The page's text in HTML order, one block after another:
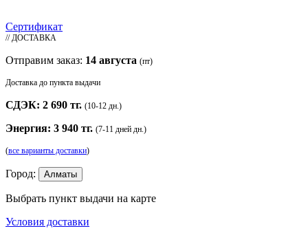
Сертификат
// ДОСТАВКА
Отправим заказ: 14 августа (пт)
Доставка до пункта выдачи
СДЭК: 2 690 тг. (10-12 дн.)
Энергия: 3 940 тг. (7-11 дней дн.)
(все варианты доставки)
Город: Алматы
Выбрать пункт выдачи на карте
Условия доставки